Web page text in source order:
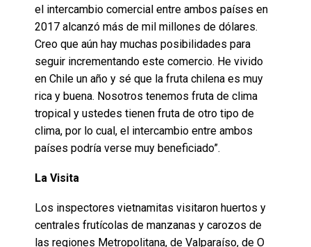
el intercambio comercial entre ambos países en
2017 alcanzó más de mil millones de dólares.
Creo que aún hay muchas posibilidades para
seguir incrementando este comercio. He vivido
en Chile un año y sé que la fruta chilena es muy
rica y buena. Nosotros tenemos fruta de clima
tropical y ustedes tienen fruta de otro tipo de
clima, por lo cual, el intercambio entre ambos
países podría verse muy beneficiado”.
La Visita
Los inspectores vietnamitas visitaron huertos y
centrales frutícolas de manzanas y carozos de
las regiones Metropolitana, de Valparaíso, de O